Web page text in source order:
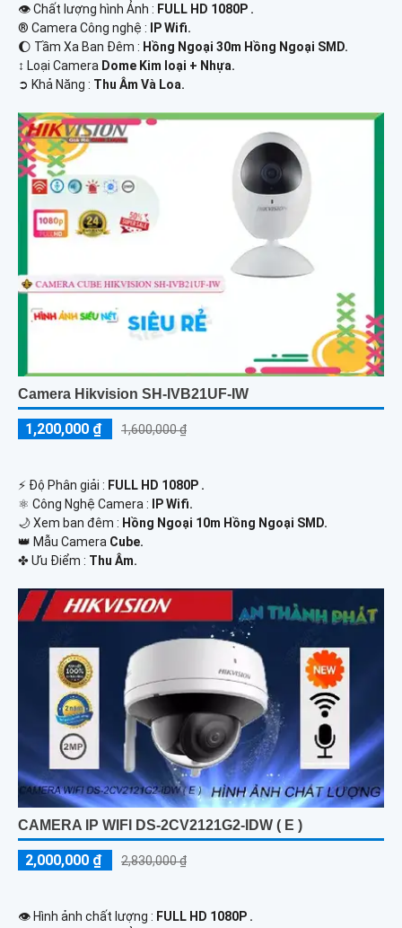
👁 Chất lượng hình Ảnh : FULL HD 1080P .
®️ Camera Công nghệ :
IP Wifi.
🌔 Tầm Xa Ban Đêm : Hồng Ngoại 30m Hồng Ngoại SMD.
↕️ Loại Camera Dome Kim loại + Nhựa.
️➲ Khả Năng : Thu Âm Và Loa.
Camera Hikvision SH-IVB21UF-IW
1,200,000 ₫ 1,600,000 ₫
️⚡ Độ Phân giải : FULL HD 1080P .
⚛️ Công Nghệ Camera : IP Wifi.
🌙 Xem ban đêm : Hồng Ngoại 10m Hồng Ngoại SMD.
👑 Mẫu Camera Cube.
️✤ Ưu Điểm : Thu Âm.
CAMERA IP WIFI DS-2CV2121G2-IDW ( E )
2,000,000 ₫ 2,830,000 ₫
👁 Hình ảnh chất lượng : FULL HD 1080P .